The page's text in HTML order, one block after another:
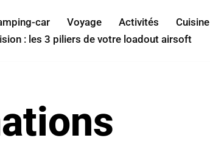
car Voyage Activités Cuisine
: les 3 piliers de votre loadout airsoft